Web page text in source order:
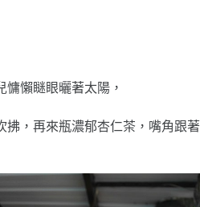
慵懶瞇眼曬著太陽，
拂，再來瓶濃郁杏仁茶，嘴角跟著